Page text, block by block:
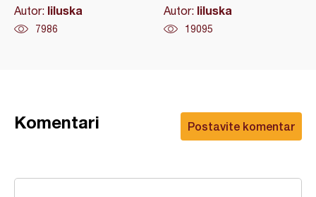
Autor: liluska
7986
Autor: liluska
19095
Postavite komentar
Komentari